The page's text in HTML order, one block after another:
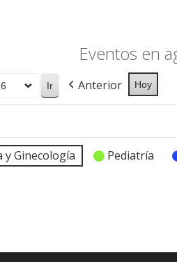
Eventos en
Anterior Hoy
y Ginecología Pediatría